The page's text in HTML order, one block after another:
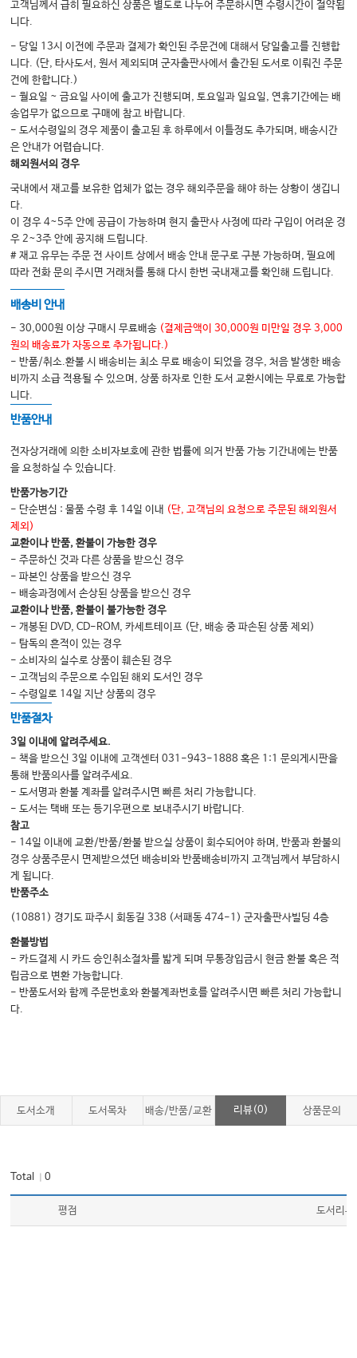
5. 신요로
6. 혈액 & 종양 & 면역
7. 내분비 & 기타
8. 심장학
9. 호흡기 & 알레르기
10. 소화기
11. 정신과
고객님께서 급히 필요하신 상품은 별도로 나누어 주문하시면 수령시간이 절약됩
니다.
- 당일 13시 이전에 주문과 결제가 확인된 주문건에 대해서 당일출고를 진행합
니다. (단, 타사도서, 원서 제외되며 군자출판사에서 출간된 도서로 이뤄진 주문
건에 한합니다.)
- 월요일 ~ 금요일 사이에 출고가 진행되며, 토요일과 일요일, 연휴기간에는 배
송업무가 없으므로 구매에 참고 바랍니다.
- 도서수령일의 경우 제품이 출고된 후 하루에서 이틀정도 추가되며, 배송시간
은 안내가 어렵습니다.
해외원서의 경우
국내에서 재고를 보유한 업체가 없는 경우 해외주문을 해야 하는 상황이 생깁니
다.
이 경우 4~5주 안에 공급이 가능하며 현지 출판사 사정에 따라 구입이 어려운 경
우 2~3주 안에 공지해 드립니다.
# 재고 유무는 주문 전 사이트 상에서 배송 안내 문구로 구분 가능하며, 필요에
따라 전화 문의 주시면 거래처를 통해 다시 한번 국내재고를 확인해 드립니다.
배송비 안내
- 30,000원 이상 구매시 무료배송 (결제금액이 30,000원 미만일 경우 3,000
원의 배송료가 자동으로 추가됩니다.)
- 반품/취소.환불 시 배송비는 최소 무료 배송이 되었을 경우, 처음 발생한 배송
비까지 소급 적용될 수 있으며, 상품 하자로 인한 도서 교환시에는 무료로 가능합
니다.
반품안내
전자상거래에 의한 소비자보호에 관한 법률에 의거 반품 가능 기간내에는 반품
을 요청하실 수 있습니다.
반품가능기간
- 단순변심 : 물품 수령 후 14일 이내 (단, 고객님의 요청으로 주문된 해외원서
제외)
교환이나 반품, 환불이 가능한 경우
- 주문하신 것과 다른 상품을 받으신 경우
- 파본인 상품을 받으신 경우
- 배송과정에서 손상된 상품을 받으신 경우
교환이나 반품, 환불이 불가능한 경우
- 개봉된 DVD, CD-ROM, 카세트테이프 (단, 배송 중 파손된 상품 제외)
- 탐독의 흔적이 있는 경우
- 소비자의 실수로 상품이 훼손된 경우
- 고객님의 주문으로 수입된 해외 도서인 경우
- 수령일로 14일 지난 상품의 경우
반품절차
3일 이내에 알려주세요.
- 책을 받으신 3일 이내에 고객센터 031-943-1888 혹은 1:1 문의게시판을
통해 반품의사를 알려주세요.
- 도서명과 환불 계좌를 알려주시면 빠른 처리 가능합니다.
- 도서는 택배 또는 등기우편으로 보내주시기 바랍니다.
참고
- 14일 이내에 교환/반품/환불 받으실 상품이 회수되어야 하며, 반품과 환불의
경우 상품주문시 면제받으셨던 배송비와 반품배송비까지 고객님께서 부담하시
게 됩니다.
반품주소
(10881) 경기도 파주시 회동길 338 (서패동 474-1) 군자출판사빌딩 4층
환불방법
- 카드결제 시 카드 승인취소절차를 밟게 되며 무통장입금시 현금 환불 혹은 적
립금으로 변환 가능합니다.
- 반품도서와 함께 주문번호와 환불계좌번호를 알려주시면 빠른 처리 가능합니
다.
도서소개 도서목차 배송/반품/교환 리뷰(0) 상품문의
Total ｜0
평점 도서리뷰